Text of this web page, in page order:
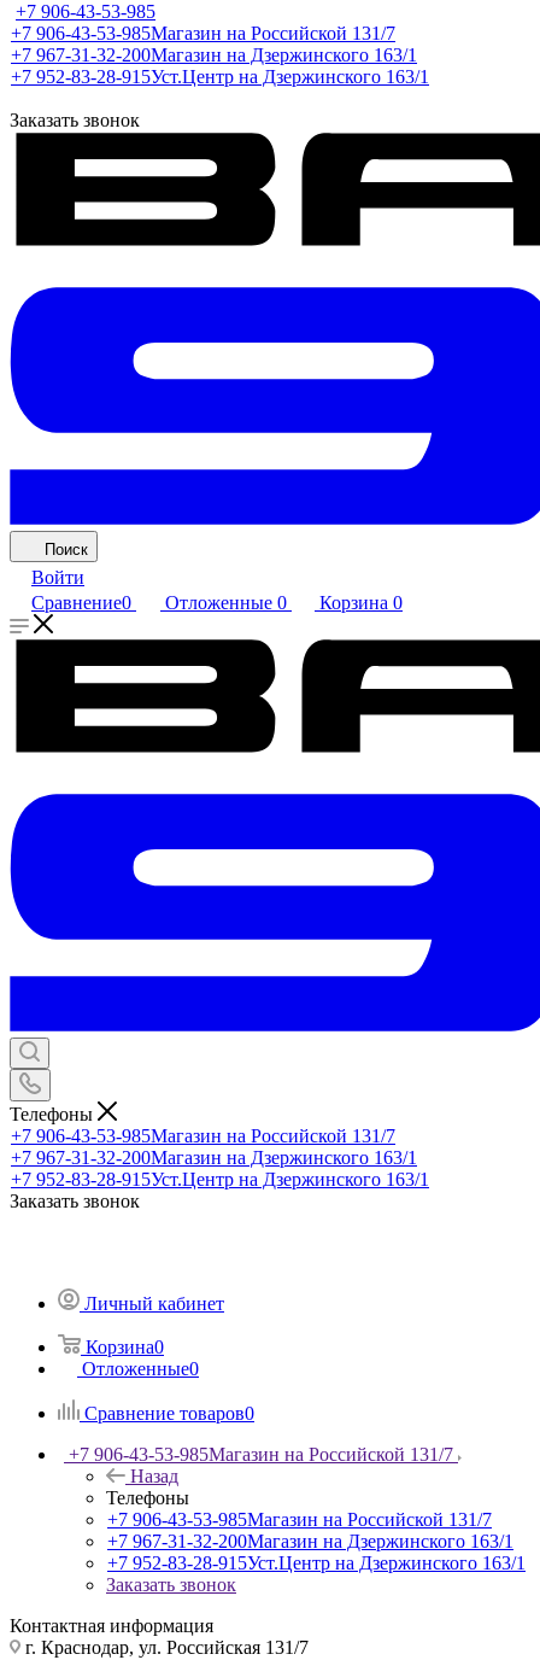
+7 906-43-53-985
+7 906-43-53-985Магазин на Российской 131/7
+7 967-31-32-200Магазин на Дзержинского 163/1
+7 952-83-28-915Уст.Центр на Дзержинского 163/1
Заказать звонок
Поиск
Войти
Сравнение0 Отложенные 0 Корзина 0
Телефоны
+7 906-43-53-985Магазин на Российской 131/7
+7 967-31-32-200Магазин на Дзержинского 163/1
+7 952-83-28-915Уст.Центр на Дзержинского 163/1
Заказать звонок
Личный кабинет
Корзина0
Отложенные0
Сравнение товаров0
+7 906-43-53-985Магазин на Российской 131/7
Назад
Телефоны
+7 906-43-53-985Магазин на Российской 131/7
+7 967-31-32-200Магазин на Дзержинского 163/1
+7 952-83-28-915Уст.Центр на Дзержинского 163/1
Заказать звонок
Контактная информация
г. Краснодар, ул. Российская 131/7